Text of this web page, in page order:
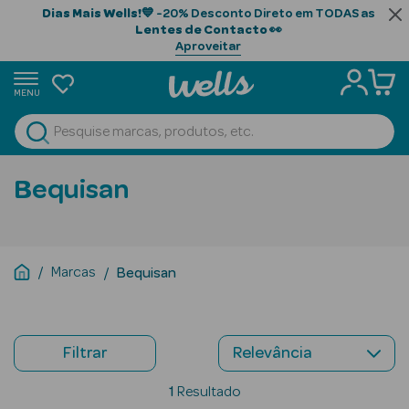
Dias Mais Wells!💙 -20% Desconto Direto em TODAS as
Lentes de Contacto👀
Aproveitar
MENU
Ver Tudo
Beauty Season
Bequisan
Marcas Bequisan
Filtrar
1 Resultado